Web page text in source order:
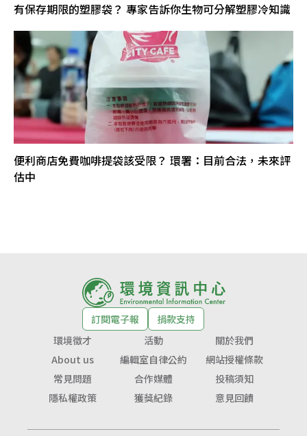
有保存期限的塑膠袋？ 專家告訴你生物可分解塑膠冷知識
便利商店免費咖啡提袋該受限？ 環署：目前合法，未來評
估中
訂閱電子報
捐款支持
環境徵才
活動
關於我們
About us
編輯室自律公約
網站授權條款
常見問題
合作媒體
投稿須知
隱私權政策
獲獎紀錄 意見回饋